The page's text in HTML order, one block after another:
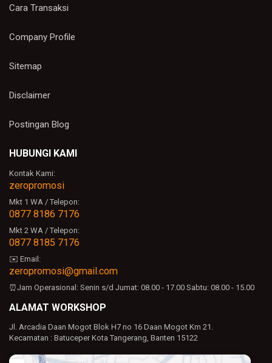
Cara Transaksi
Company Profile
Sitemap
Disclaimer
Postingan Blog
HUBUNGI KAMI
Kontak Kami:
zeropromosi
Mkt 1 WA / Telepon:
0877 8186 7176
Mkt 2 WA / Telepon:
0877 8185 7176
✉️ Email:
zeropromosi@gmail.com
⏰Jam Operasional: Senin s/d Jumat: 08.00 - 17.00 Sabtu: 08.00 - 15.00
ALAMAT WORKSHOP
Jl. Arcadia Daan Mogot Blok H7 no 16 Daan Mogot Km 21.
Kecamatan : Batuceper Kota Tangerang, Banten 15122